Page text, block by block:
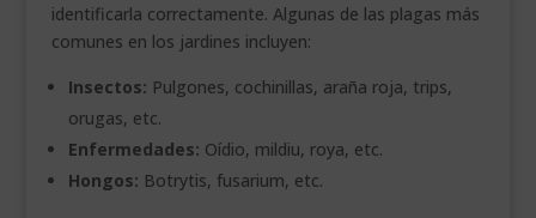
identificarla correctamente. Algunas de las plagas más
comunes en los jardines incluyen:
Insectos: Pulgones, cochinillas, araña roja, trips,
orugas, etc.
Enfermedades: Oídio, mildiu, roya, etc.
Hongos: Botrytis, fusarium, etc.